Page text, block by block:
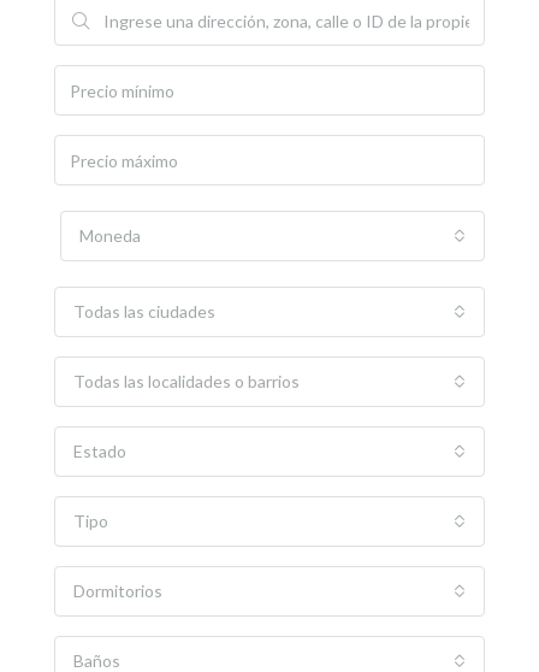
Moneda
Todas las ciudades
Todas las localidades o barrios
Estado
Tipo
Dormitorios
Baños